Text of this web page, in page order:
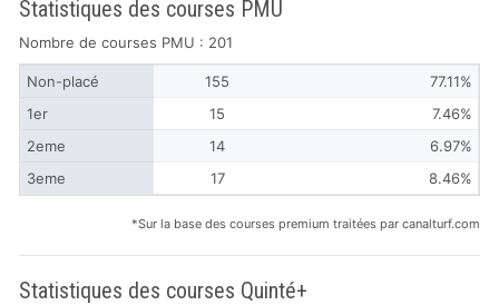
Statistiques des courses PMU
Nombre de courses PMU : 201
Non-placé 155
77.11%
1er
15
7.46%
2eme
14
6.97%
3eme
17 8.46%
*Sur la base des courses premium traitées par canalturf.com
Statistiques des courses Quinté+